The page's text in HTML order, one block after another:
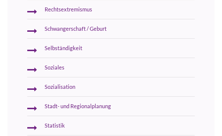
Rechtsextremismus
Schwangerschaft / Geburt
Selbständigkeit
Soziales
Sozialisation
Stadt- und Regionalplanung
Statistik